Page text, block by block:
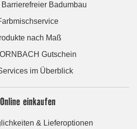
Badumbau
nach Maß
Gutschein
im Überblick
Online einkaufen
& Lieferoptionen